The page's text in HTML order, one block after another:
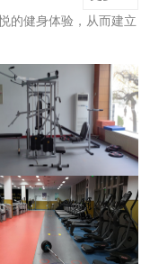
的健身体验，从而建立